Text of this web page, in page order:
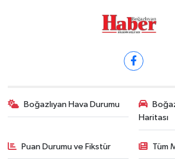
Boğazlıyan Hava Durumu
Haritası
Puan Durumu ve Fikstür Tüm